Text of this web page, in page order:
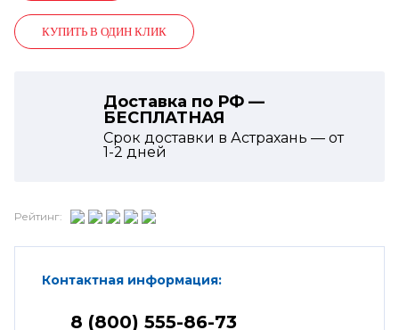
КУПИТЬ В ОДИН КЛИК
Доставка по РФ —
БЕСПЛАТНАЯ
Срок доставки в Астрахань — от
1-2 дней
Рейтинг:
Контактная информация:
8 (800) 555-86-73